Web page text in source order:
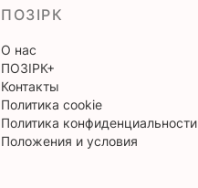
ПОЗІРК
О нас
ПОЗІРК+
Контакты
Политика cookie
Политика конфиденциальности
Положения и условия